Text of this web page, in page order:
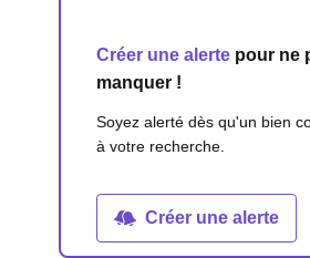
Créer une alerte pour ne
manquer !
Soyez alerté dès qu'un bien
à votre recherche.
Créer une alerte